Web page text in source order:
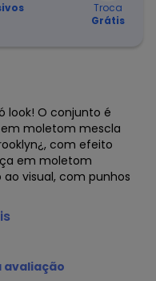
Troca
Grátis
look! O conjunto é
moletom mescla
com efeito
em moletom
visual, com punhos
Menino Moletom
avaliação